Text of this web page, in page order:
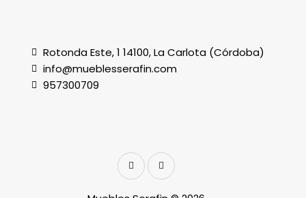
Rotonda Este, 1 14100, La Carlota (Córdoba)
info@mueblesserafin.com
957300709